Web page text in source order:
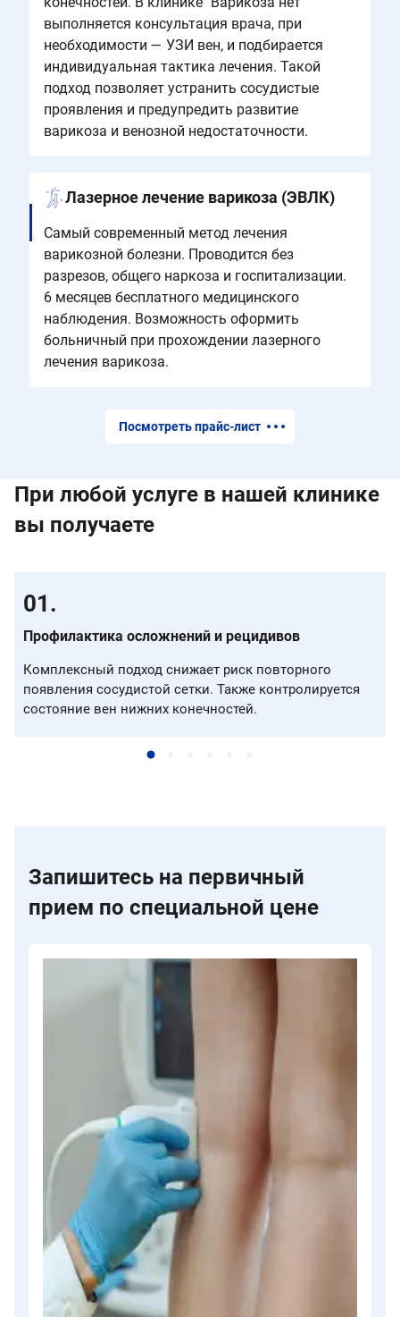
выполняется консультация врача, при
необходимости — УЗИ вен, и подбирается
индивидуальная тактика лечения. Такой
подход позволяет устранить сосудистые
проявления и предупредить развитие
варикоза и венозной недостаточности.
Лазерное лечение варикоза (ЭВЛК)
Самый современный метод лечения
варикозной болезни. Проводится без
разрезов, общего наркоза и госпитализации.
6 месяцев бесплатного медицинского
наблюдения. Возможность оформить
больничный при прохождении лазерного
лечения варикоза.
Посмотреть прайс-лист
При любой услуге в нашей клинике
вы получаете
Профилактика осложнений и рецидивов
Комплексный подход снижает риск повторного
появления сосудистой сетки. Также контролируется
состояние вен нижних конечностей.
Запишитесь на первичный
прием по специальной цене